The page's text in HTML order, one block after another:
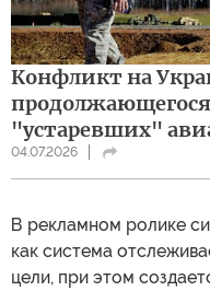
Конфликт на
"устаревших"
04.07.2026
В рекламном ролике
как система
цели, при этом